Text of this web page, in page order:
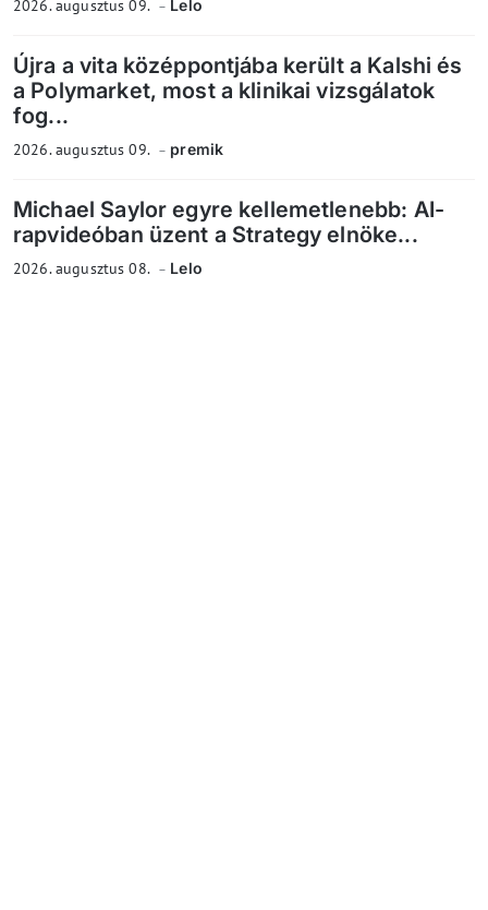
2026. augusztus 09. Lelo
Újra a vita középpontjába került a Kalshi és
a Polymarket, most a klinikai vizsgálatok
fog...
2026. augusztus 09. premik
Michael Saylor egyre kellemetlenebb: AI-
rapvideóban üzent a Strategy elnöke...
2026. augusztus 08. Lelo